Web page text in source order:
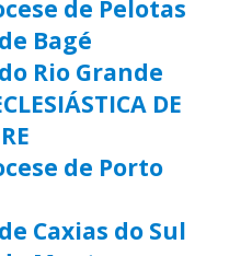
de Pelotas
Bagé
Rio Grande
DE
de Porto
Caxias do Sul